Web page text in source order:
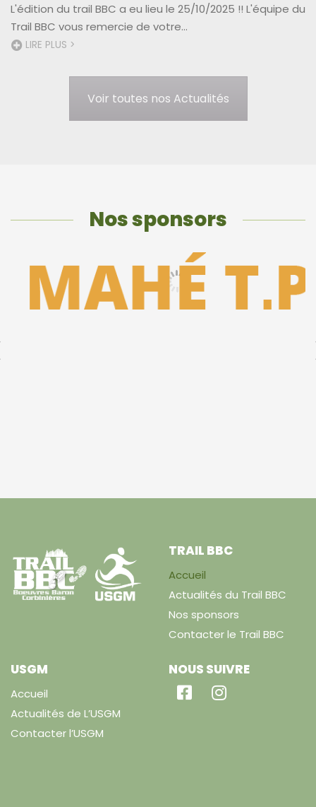
L'édition du trail BBC a eu lieu le 25/10/2025 !! L'équipe du
Trail BBC vous remercie de votre...
LIRE PLUS >
Voir toutes nos Actualités
Nos sponsors
TRAIL BBC
Accueil
Actualités du Trail BBC
Nos sponsors
Contacter le Trail BBC
USGM
Accueil
Actualités de L’USGM
Contacter l’USGM
NOUS SUIVRE